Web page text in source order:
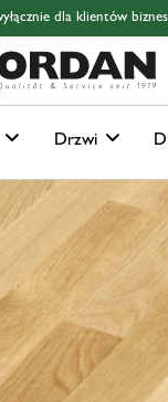
header Skip to page
dla klientów
Drzwi